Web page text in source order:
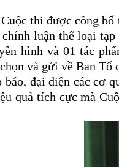
thi được công bố
luận thể loại
hình và 01 tác
và gửi về Ban Tổ
đại diện các cơ
quả tích cực mà